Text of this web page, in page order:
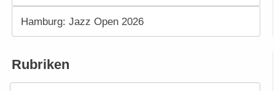
Hamburg: Jazz Open 2026
Rubriken